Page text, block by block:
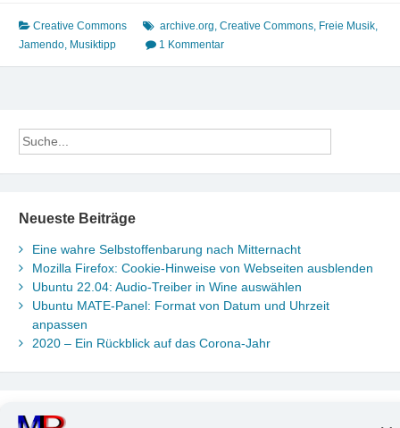
Creative Commons archive.org, Creative Commons, Freie Musik,
Jamendo, Musiktipp 1 Kommentar
Neueste Beiträge
Eine wahre Selbstoffenbarung nach Mitternacht
Mozilla Firefox: Cookie-Hinweise von Webseiten ausblenden
Ubuntu 22.04: Audio-Treiber in Wine auswählen
Ubuntu MATE-Panel: Format von Datum und Uhrzeit
anpassen
2020 – Ein Rückblick auf das Corona-Jahr
Neueste Kommentare